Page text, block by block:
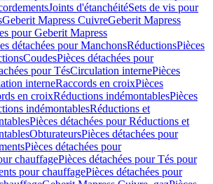
Joints d'étanchéitéSets de vis pour
Geberit Mapress CuivreGeberit Mapress
pour Geberit Mapress
détachées pour ManchonsRéductionsPièces
CoudesPièces détachées pour
pour TésCirculation internePièces
interneRaccords en croixPièces
en croixRéductions indémontablesPièces
indémontablesRéductions et
Pièces détachées pour Réductions et
ObturateursPièces détachées pour
Pièces détachées pour
chauffagePièces détachées pour Tés pour
pour chauffagePièces détachées pour